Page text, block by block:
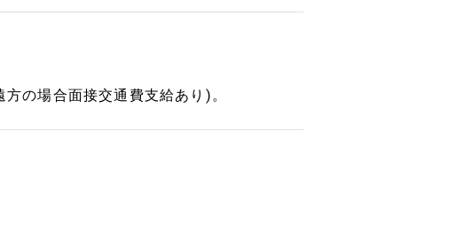
の場合面接交通費支給あり)。